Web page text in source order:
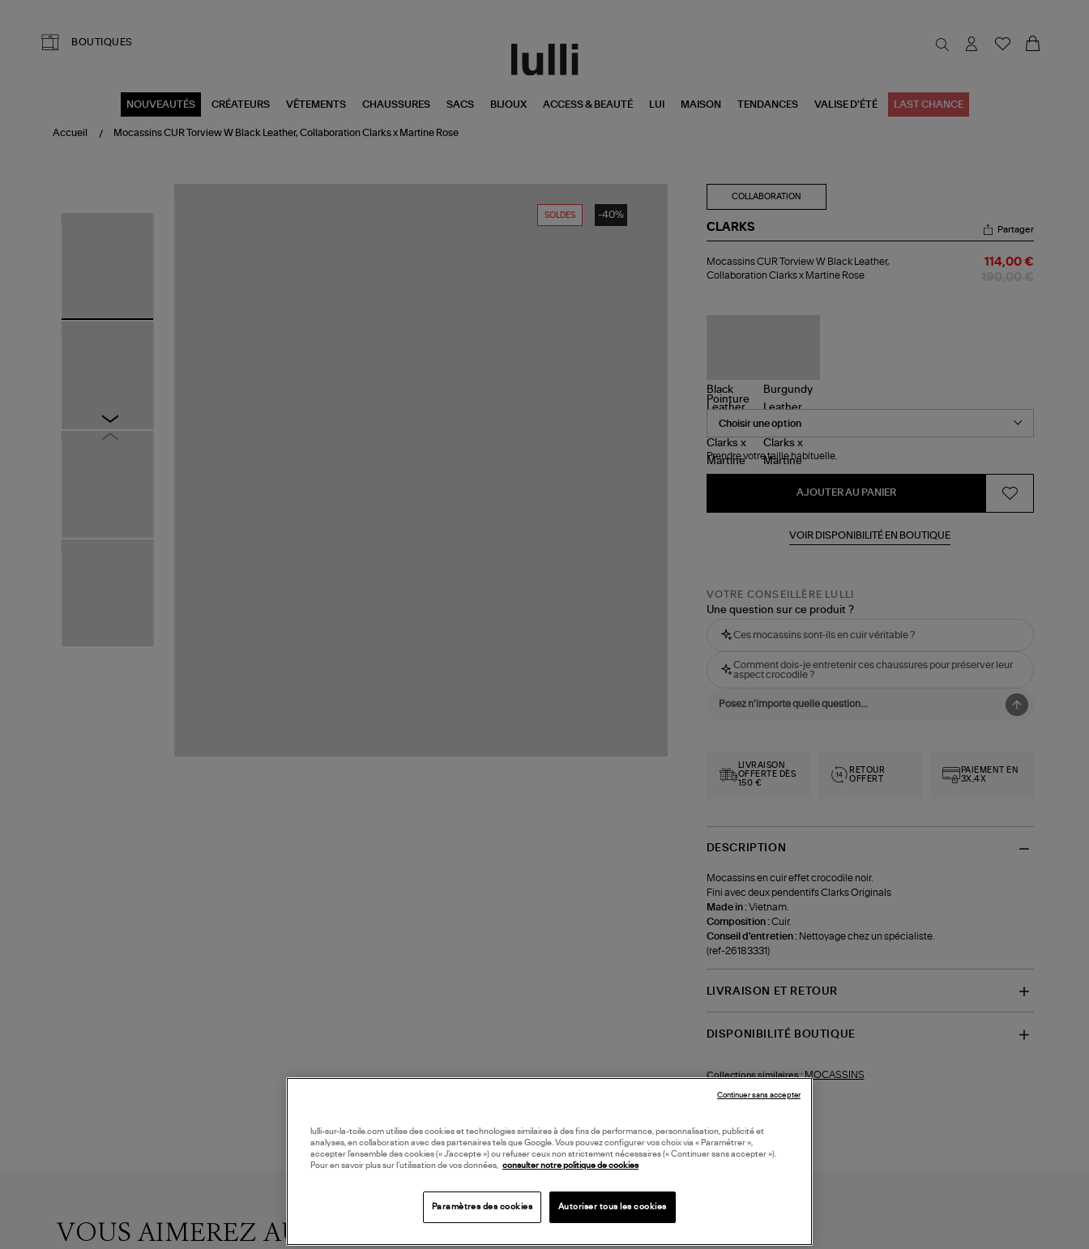
BOUTIQUES
NOUVEAUTÉS CRÉATEURS VÊTEMENTS CHAUSSURES SACS BIJOUX ACCESS & BEAUTÉ LUI MAISON TENDANCES VALISE D'ÉTÉ LAST CHANCE
Accueil Mocassins CUR Torview W Black Leather, Collaboration Clarks x Martine Rose
SOLDES -40%
COLLABORATION
CLARKS
CUR
Torview
Partager
Mocassins CUR Torview W Black Leather,
Collaboration Clarks x Martine Rose
114,00 €
Pointure
Prendre votre taille habituelle.
AJOUTER AU PANIER
VOIR DISPONIBILITÉ EN BOUTIQUE
VOTRE CONSEILLÈRE LULLI
Une question sur ce produit ?
Ces mocassins sont-ils en cuir véritable ?
Comment dois-je entretenir ces chaussures pour préserver leur
aspect crocodile ?
LIVRAISON
OFFERTE DÈS
150 €
RETOUR
OFFERT
PAIEMENT EN
3X,4X
DESCRIPTION
Mocassins en cuir effet crocodile noir.
Fini avec deux pendentifs Clarks Originals
Made in :Vietnam.
Composition :Cuir.
Conseil d'entretien : Nettoyage chez un spécialiste.
(ref-26183331)
LIVRAISON ET RETOUR
DISPONIBILITÉ BOUTIQUE
Collections similaires : MOCASSINS
VOUS AIMEREZ AUSSI
lulli-sur-la-toile.com utilise des cookies et technologies similaires à des fins de performance, personnalisation, publicité et
analyses, en collaboration avec des partenaires tels que Google. Vous pouvez configurer vos choix via « Paramétrer »,
accepter l’ensemble des cookies (« J’accepte ») ou refuser ceux non strictement nécessaires (« Continuer sans accepter »).
Pour en savoir plus sur l’utilisation de vos données,
consulter notre politique de cookies
Paramètres des cookies Autoriser tous les cookies
Continuer sans accepter